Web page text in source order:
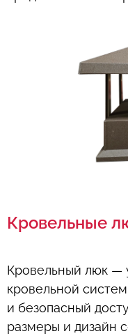
Кровельные
Кровельный люк —
кровельной
и безопасный
размеры и дизайн